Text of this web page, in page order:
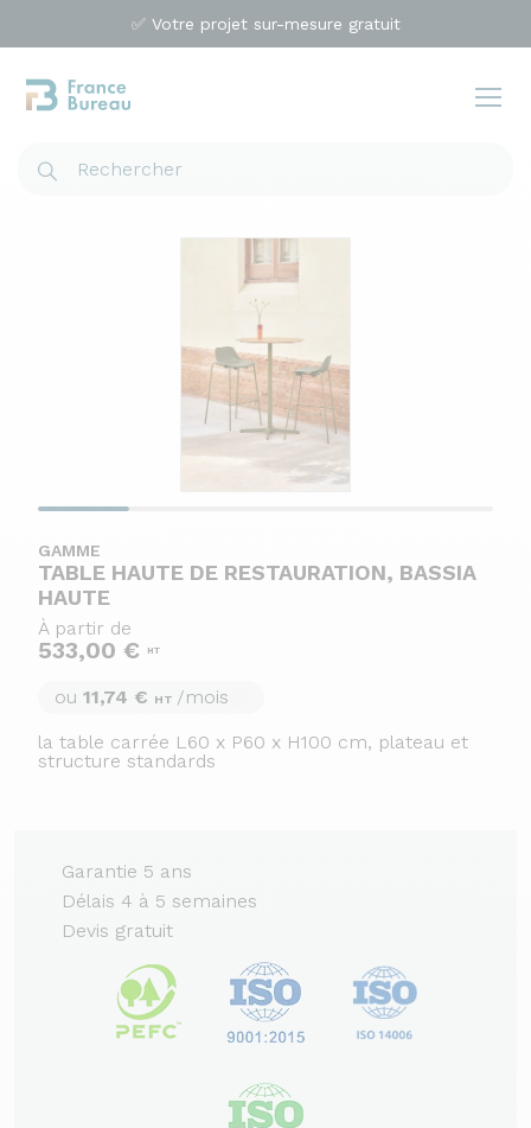
✅ Votre projet sur-mesure gratuit
GAMME
TABLE HAUTE DE RESTAURATION, BASSIA
HAUTE
À partir de
533,00 € HT
ou 11,74 € HT /mois
la table carrée L60 x P60 x H100 cm, plateau et
structure standards
Garantie 5 ans
Délais 4 à 5 semaines
Devis gratuit